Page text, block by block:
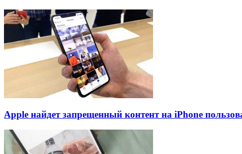
Apple найдет запрещенный контент на iPhone